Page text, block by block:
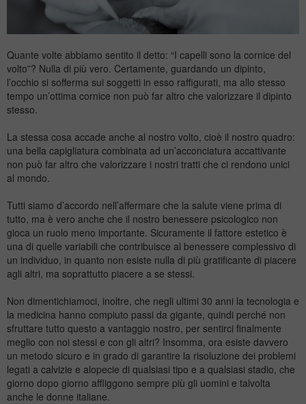
Quante volte abbiamo sentito il detto: “I capelli sono la cornice del
volto”? Nulla di più vero. Certamente, guardando un dipinto,
l’occhio si sofferma sui soggetti in esso raffigurati, ma allo stesso
tempo un’ottima cornice non può far altro che valorizzare il dipinto
stesso.
La stessa cosa accade anche al nostro volto, cioè il nostro quadro:
una bella capigliatura combinata ad un’acconciatura accattivante
non può far altro che valorizzare i nostri tratti che ci rendono unici
al mondo.
Tutti siamo d’accordo nell’affermare che la salute viene prima di
tutto, ma è vero anche che il nostro benessere psicologico non
gioca un ruolo meno importante. Sicuramente il fattore estetico è
una di quelle variabili che contribuisce al benessere complessivo di
un individuo, in quanto non esiste nulla di più gratificante di piacere
agli altri, ma soprattutto piacere a se stessi.
Non dimentichiamoci, inoltre, che negli ultimi 30 anni la tecnologia e
la medicina hanno compiuto passi da gigante, quindi perché non
sfruttare tutto questo a vantaggio nostro, per sentirci finalmente
meglio con noi stessi e con gli altri? Insomma, ora esiste davvero
un metodo sicuro e in grado di garantire la risoluzione dei problemi
legati a calvizie e alopecie di qualsiasi tipo e a qualsiasi stadio, che
giorno dopo giorno affliggono sempre più gli uomini e talvolta
anche le donne italiane.